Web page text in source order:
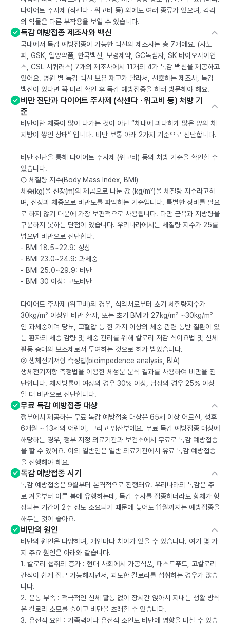
다이어트 주사제 (삭센다 · 위고비 등) 외에도 여러 종류가 있으며, 각각
의 약물은 다른 부작용을 보일 수 있습니다.
독감 예방접종 제조사와 백신
국내에서 독감 예방접종이 가능한 백신의 제조사는 총 7개에요. (사노
피, GSK, 일양약품, 한국백신, 보령제약, GC녹십자, SK 바이오사이언
스, CSL 시퀴러스) 7개의 제조사에서 11개의 4가 독감 백신을 제공하고
있어요. 병원 별 독감 백신 보유 재고가 달라서, 선호하는 제조사, 독감
백신이 있다면 꼭 미리 확인 후 독감 예방접종을 하러 방문해야 해요.
비만 진단과 다이어트 주사제 (삭센다 · 위고비 등) 처방 기
준
비만이란 체중이 많이 나가는 것이 아닌 “체내에 과다하게 많은 양의 체
지방이 쌓인 상태” 입니다. 비만 보통 아래 2가지 기준으로 진단합니다.
비만 진단을 통해 다이어트 주사제 (위고비) 등의 처방 기준을 확인할 수
있습니다.
① 체질량 지수(Body Mass Index, BMI)
체중(kg)을 신장(m)의 제곱으로 나눈 값 (kg/m²)을 체질량 지수라고하
며, 신장과 체중으로 비만도를 파악하는 기준입니다. 특별한 장비를 필요
로 하지 않기 때문에 가장 보편적으로 사용됩니다. 다만 근육과 지방량을
구분하지 못하는 단점이 있습니다. 우리나라에서는 체질량 지수가 25를
넘으면 비만으로 진단합다.
- BMI 18.5~22.9: 정상
- BMI 23.0~24.9: 과체중
- BMI 25.0~29.9: 비만
- BMI 30 이상: 고도비만
다이어트 주사제 (위고비)의 경우, 식약처로부터 초기 체질량지수가
30kg/m² 이상인 비만 환자, 또는 초기 BMI가 27kg/m² ~30kg/m²
인 과체중이며 당뇨, 고혈압 등 한 가지 이상의 체중 관련 동반 질환이 있
는 환자의 체중 감량 및 체중 관리를 위해 칼로리 저감 식이요법 및 신체
활동 증대의 보조제로서 투여하는 것으로 허가 받았습니다.
② 생체전기저항 측정법(bioimpedence analysis, BIA)
생체전기저항 측정법을 이용한 체성분 분석 결과를 사용하여 비만을 진
단합니다. 체지방률이 여성의 경우 30% 이상, 남성의 경우 25% 이상
일 때 비만으로 진단합니다.
무료 독감 예방접종 대상
정부에서 제공하는 무료 독감 예방접종 대상은 65세 이상 어르신, 생후
6개월 ~ 13세의 어린이, 그리고 임산부에요. 무료 독감 예방접종 대상에
해당하는 경우, 정부 지정 의료기관과 보건소에서 무료로 독감 예방접종
을 할 수 있어요. 이외 일반인은 일반 의료기관에서 유료 독감 예방접종
을 진행해야 해요.
독감 예방접종 시기
독감 예방접종은 9월부터 본격적으로 진행돼요. 우리나라의 독감은 주
로 겨울부터 이른 봄에 유행하는데, 독감 주사를 접종하더라도 항체가 형
성되는 기간이 2주 정도 소요되기 때문에 늦어도 11월까지는 예방접종을
해두는 것이 좋아요.
비만의 원인
비만의 원인은 다양하며, 개인마다 차이가 있을 수 있습니다. 여기 몇 가
지 주요 원인은 아래와 같습니다.
1. 칼로리 섭취의 증가 : 현대 사회에서 가공식품, 패스트푸드, 고칼로리
간식이 쉽게 접근 가능해지면서, 과도한 칼로리를 섭취하는 경우가 많습
니다.
2. 운동 부족 : 적극적인 신체 활동 없이 장시간 앉아서 지내는 생활 방식
은 칼로리 소모를 줄이고 비만을 초래할 수 있습니다.
3. 유전적 요인 : 가족력이나 유전적 소인도 비만에 영향을 미칠 수 있습